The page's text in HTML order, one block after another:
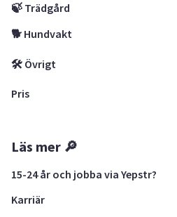
🍃 Trädgård
🐕 Hundvakt
🛠 Övrigt
Pris
Läs mer 🔎
15-24 år och jobba via Yepstr?
Karriär